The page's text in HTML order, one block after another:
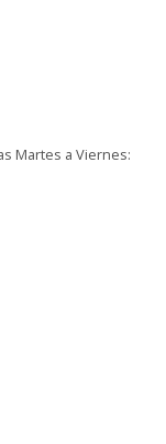
Martes a Viernes: